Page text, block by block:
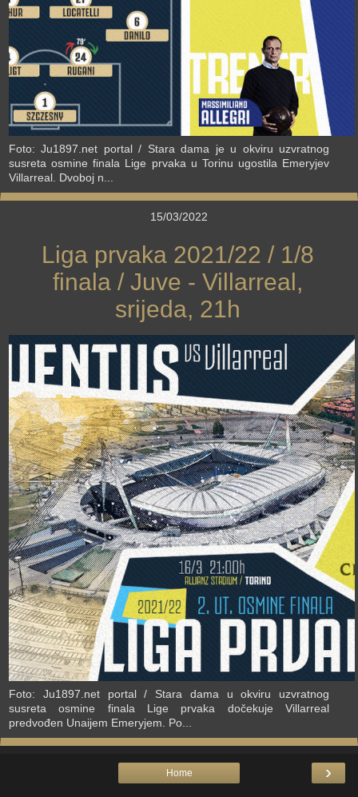
Foto: Ju1897.net portal / Stara dama je u okviru uzvratnog
susreta osmine finala Lige prvaka u Torinu ugostila Emeryjev
Villarreal. Dvoboj n...
15/03/2022
Liga prvaka 2021/22 / 1/8
finala / Juve - Villarreal,
srijeda, 21h
›
Foto: Ju1897.net portal / Stara dama u okviru uzvratnog
susreta osmine finala Lige prvaka dočekuje Villarreal
predvođen Unaijem Emeryjem. Po...
›
Home